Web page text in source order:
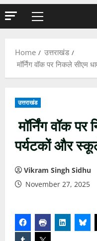
Primary
Home
उत्तराखंड
मॉर्निंग वॉक पर निकले सीएम
उत्तराखंड
मॉर्निंग वॉक
पर्यटकों और
Vikram Singh Sidhu
November 27, 2025